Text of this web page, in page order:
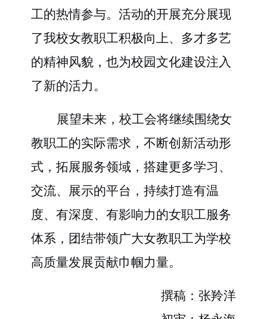
工的热情参与。活动的开展充分展现
了我校女教职工积极向上、多才多艺
的精神风貌，也为校园文化建设注入
了新的活力。
展望未来，校工会将继续围绕女
教职工的实际需求，不断创新活动形
式，拓展服务领域，搭建更多学习、
交流、展示的平台，持续打造有温
度、有深度、有影响力的女职工服务
体系，团结带领广大女教职工为学校
高质量发展贡献巾帼力量。
撰稿：张羚洋